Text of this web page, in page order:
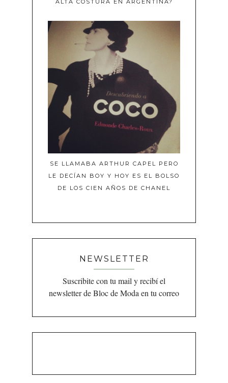
ALTA COSTURA EN ARGENTINA?
SE LLAMABA ARTHUR CAPEL PERO
LE DECÍAN BOY Y HOY ES EL BOLSO
DE LOS CIEN AÑOS DE CHANEL
NEWSLETTER
Suscribite con tu mail y recibí el
newsletter de Bloc de Moda en tu correo